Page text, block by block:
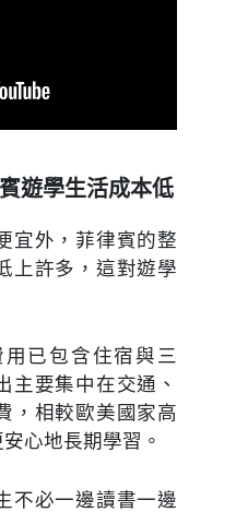
遊學生活成本低
宜外，菲律賓的整
上許多，這對遊學
已包含住宿與三
主要集中在交通、
，相較歐美國家高
心地長期學習。
不必一邊讀書一邊